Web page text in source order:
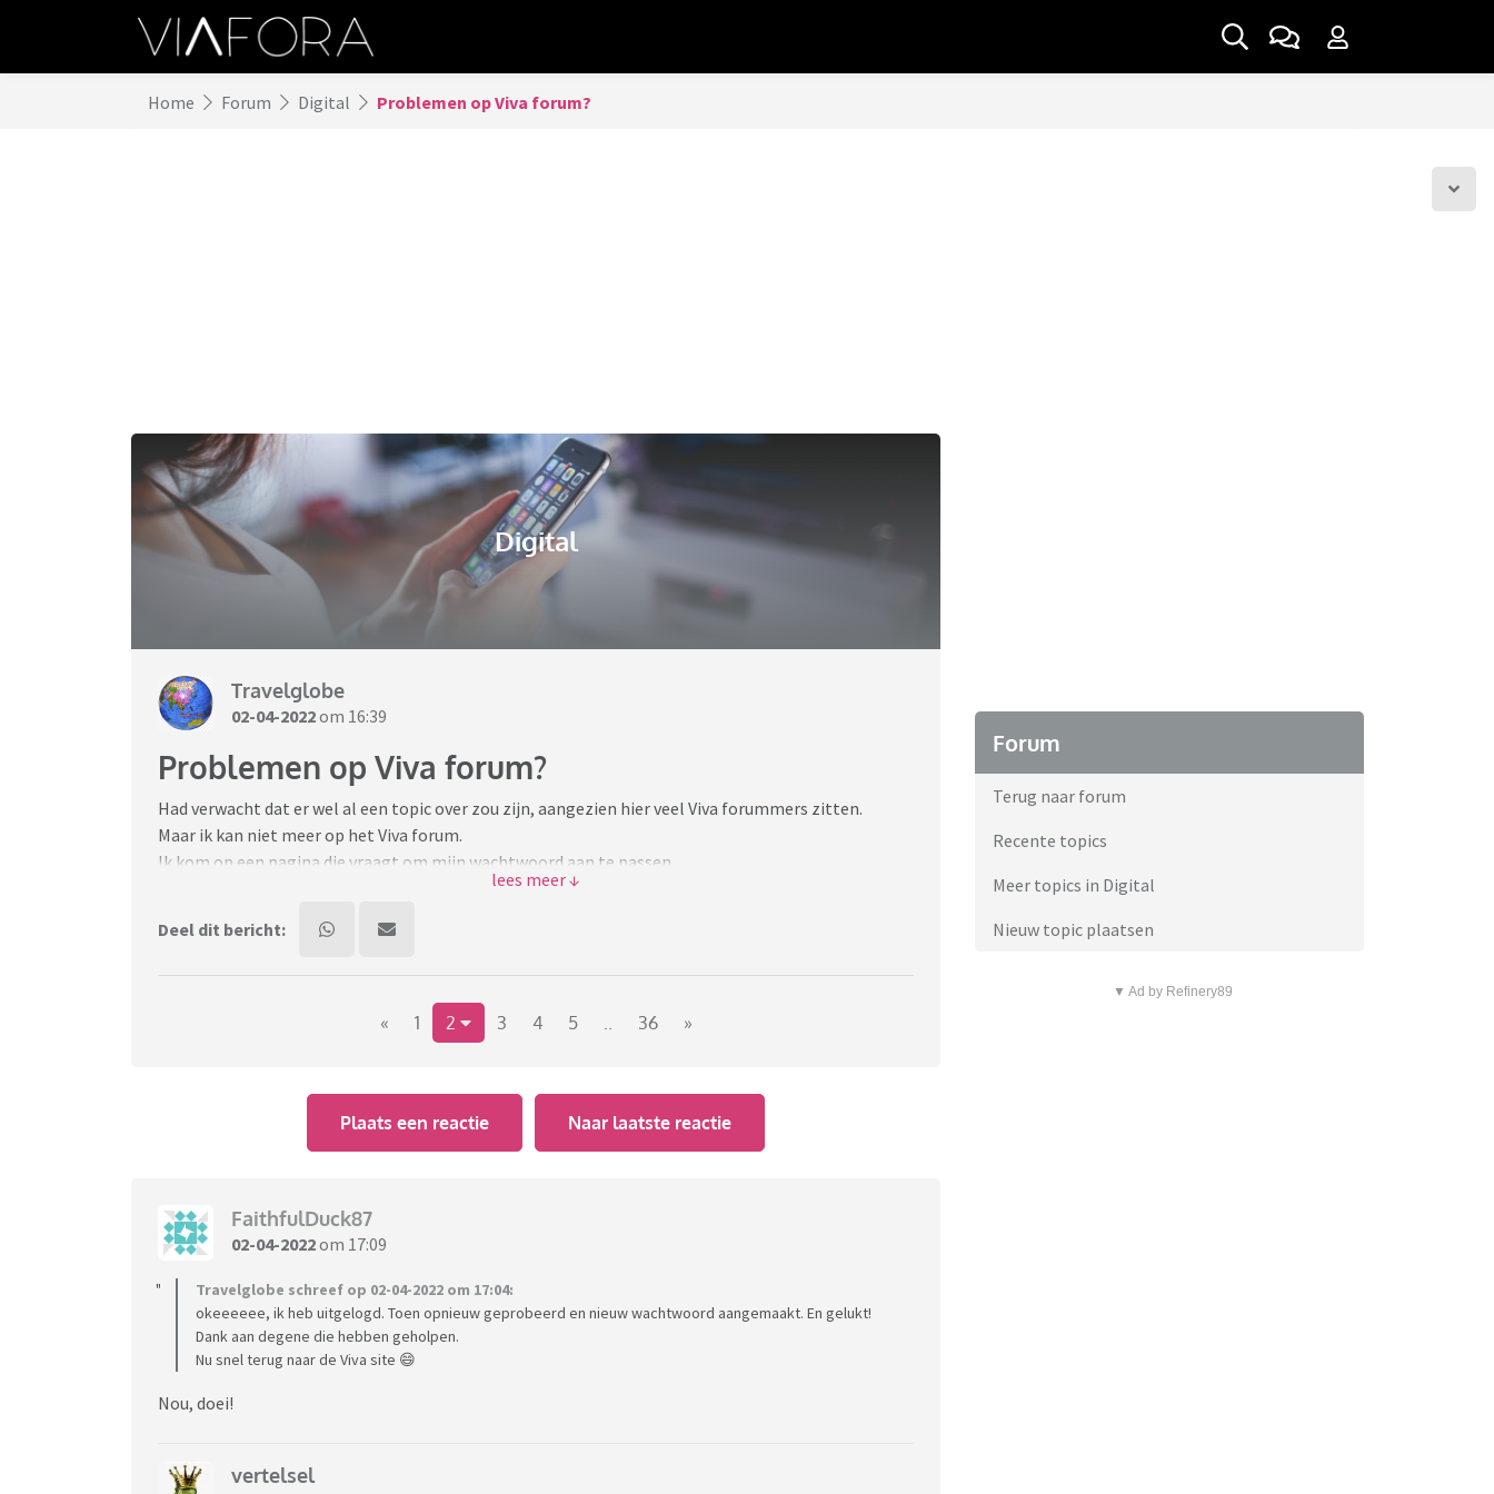
Home Forum Digital Problemen op Viva forum?
Digital
Travelglobe
02-04-2022om 16:39
Problemen op Viva forum?
Had verwacht dat er wel al een topic over zou zijn, aangezien hier veel Viva forummers zitten.
Maar ik kan niet meer op het Viva forum.
Ik kom op een pagina die vraagt om mijn wachtwoord aan te passen.
Daar staat mijn email adres, maar niet mijn gebruikersnaam. Ik moet mijn oude paswoord invullen
Er gebeurd echter niets en ik kom steeds weer op dezelfde pagina........
Deel dit bericht:
« 1 2 3 4 5 .. 36 »
Plaats een reactie Naar laatste reactie
FaithfulDuck87
02-04-2022om 17:09
Travelglobe schreef op 02-04-2022 om 17:04:
okeeeeee, ik heb uitgelogd. Toen opnieuw geprobeerd en nieuw wachtwoord aangemaakt. En gelukt!
Dank aan degene die hebben geholpen.
Nu snel terug naar de Viva site 😄
Nou, doei!
vertelsel
Forum
Terug naar forum
Recente topics
Meer topics in Digital
Nieuw topic plaatsen
▼ Ad by Refinery89